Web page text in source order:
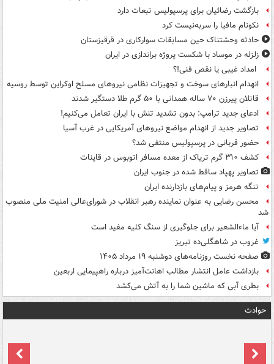
بازگشت رضائیان برای پرسپولیس تبعات دارد
نکونام مافیا را سربه‌نیست کرد
حادثه وحشتناک حین مسابقات سوارکاری در قرقیزستان
زلزله در موساد با شکست پروژه براندازی در ایران
امداد غیبی یا نقص فنی!؟
انهدام انبارهای سوخت و تجهیزات نظامی نیروهای مسلح اوکراین توسط روسیه
قاتلان پیرزن ۷۰ ساله همدانی با ۵۰ گرم طلا دستگیر شدند
ادعای جدید ترامپ: بدون تشدید تنش با ایران تعامل می‌کنیم!
تصاویر جدید از انهدام مواضع نیروهای آمریکایی در غرب آسیا
حضور قربانی در پرسپولیس منتفی شد؟
کشف ۳۱۰ گرم تریاک از معده مسافر اتوبوس در قاینات
تصاویر پهپاد ساقط شده در جنوب ایران
تنگه هرمز و پیام‌های بازدارنده ایران
محسن رضایی به عنوان نماینده رهبر انقلاب در شورای‌عالی امنیت ملی منصوب
شد
آیا ماءالشعیر برای جلوگیری از سنگ کلیه مفید است
غروب در شاهگلی‌ده تبریز
صفحه نخست روزنامه‌های دوشنبه ۱۹ مرداد ۱۴۰۵
بازداشت عامل انتشار مطالب اهانت‌آمیز درباره راهپیمایی اربعین
بطری آبی که ماشین شما را به آتش می‌کشد
حوادث